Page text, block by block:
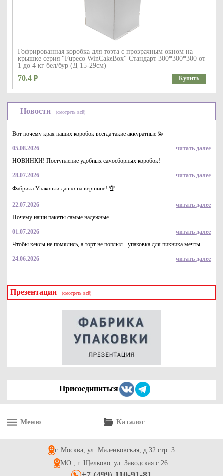
Гофрированная коробка для торта c прозрачным окном на
крышке серия "Fupeco WinCakeBox" Стандарт 300*300*300 от
1 до 4 кг бел/бур (Д 15-29см)
70.4 Купить
Коробка для кексов на 2 шт., серия "Fupeco CupcakeBox" из
бур/бел крафт картона. Размер 190*100*110 мм.
19.9 Купить
Гофрированная коробка серия "Fupeco WinCakeHandBox"
Стандарт для торта c ручками и прозрачными окнами
300*300*190 от 1 до 3кг бел/бур (Д 15-30см)
Мешок джутовый подарочный 22*30 см, цвет натуральный
Новости (смотреть всё)
Вот почему края наших коробок всегда такие аккуратные 💫
05.08.2026
читать далее
НОВИНКИ! Поступление удобных самосборных коробок!
28.07.2026
читать далее
Фабрика Упаковки давно на вершине! 🏆
22.07.2026
читать далее
Почему наши пакеты самые надежные
01.07.2026
читать далее
Чтобы кексы не помялись, а торт не поплыл - упаковка для пикника мечты
24.06.2026 читать далее
Презентации (смотреть всё)
Присоединиться
Меню Каталог
г. Москва, ул. Маленковская, д.32 стр. 3
МО., г. Щелково, ул. Заводская с 26.